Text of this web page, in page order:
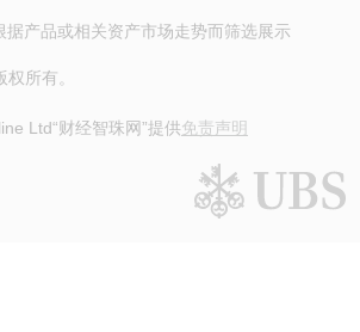
据产品或相关资产市场走势而筛选展示
权所有。
Ltd“财经智珠网”提供免责声明